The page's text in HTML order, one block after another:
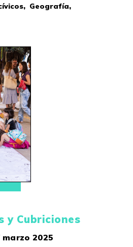
Geografía,
y Cubriciones
2025